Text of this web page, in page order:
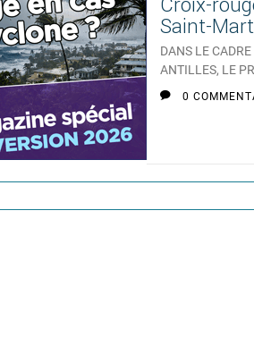
Croix-
Saint-
DANS LE
ANTILLES, LE
0